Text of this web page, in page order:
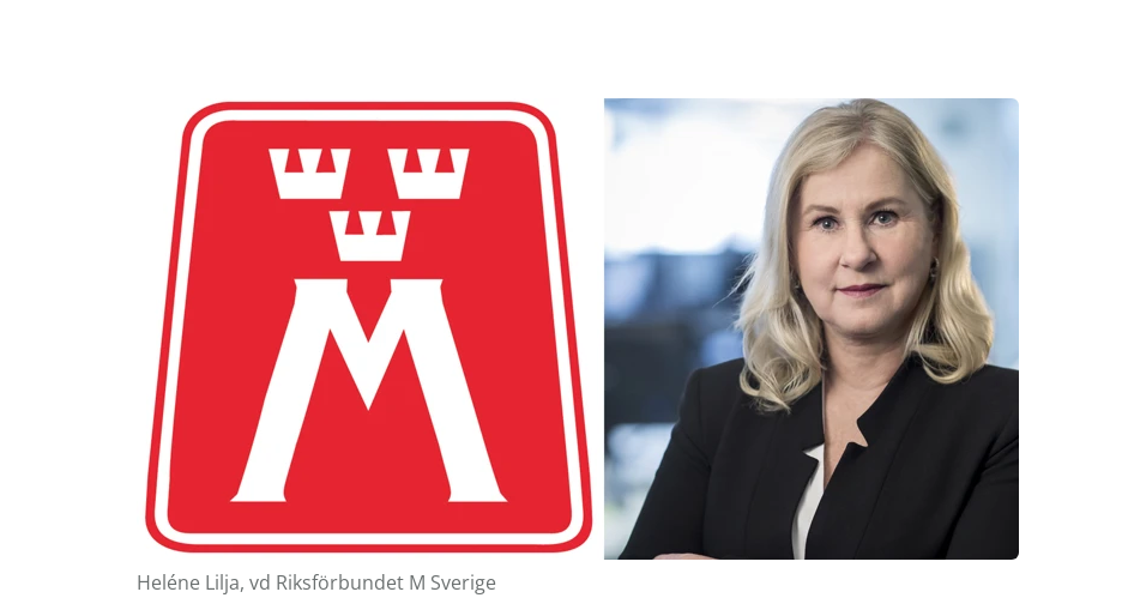
Heléne Lilja, vd Riksförbundet M Sverige